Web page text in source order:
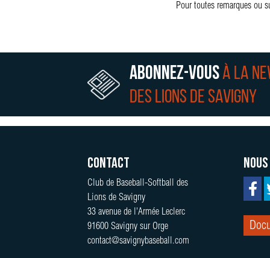
Pour toutes remarques ou
Abonnez-vousà la
des lions de Savigny
Contact
Club de Baseball-Softball des
Lions de Savigny
33 avenue de l'Armée Leclerc
91600 Savigny sur Orge
contact@savignybaseball.com